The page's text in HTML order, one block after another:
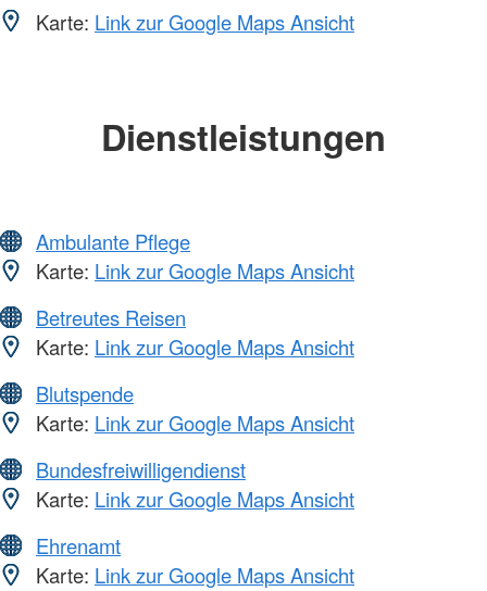
Karte: Link zur Google Maps Ansicht
Dienstleistungen
Ambulante Pflege
Karte: Link zur Google Maps Ansicht
Betreutes Reisen
Karte: Link zur Google Maps Ansicht
Blutspende
Karte: Link zur Google Maps Ansicht
Bundesfreiwilligendienst
Karte: Link zur Google Maps Ansicht
Ehrenamt
Karte: Link zur Google Maps Ansicht